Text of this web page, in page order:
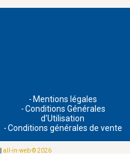
Mentions légales
Conditions Générales
d'Utilisation
Conditions générales de vente
all-in-web © 2026